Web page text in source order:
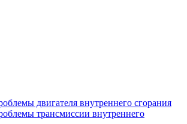
двигателя внутреннего сгорания
трансмиссии внутреннего